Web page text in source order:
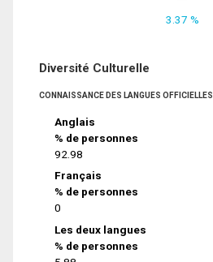
3.37 %
Diversité Culturelle
CONNAISSANCE DES LANGUES OFFICIELLES
Anglais
% de personnes
92.98
Français
% de personnes
0
Les deux langues
% de personnes